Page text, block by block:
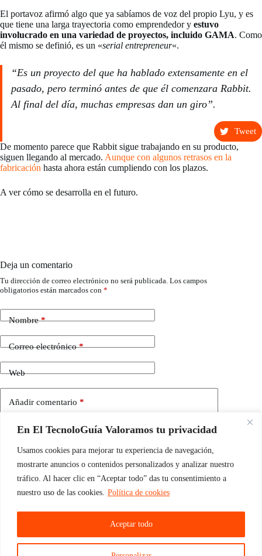
En El TecnoloGuía Valoramos tu privacidad
Usamos cookies para mejorar tu experiencia de navegación,
mostrarte anuncios o contenidos personalizados y analizar nuestro
tráfico. Al hacer clic en “Aceptar todo” das tu consentimiento a
nuestro uso de las cookies. Política de cookies
Aceptar todo
El portavoz afirmó algo que ya sabíamos de voz del propio Lyu, y es
que tiene una larga trayectoria como emprendedor y estuvo
involucrado en una variedad de proyectos, incluido GAMA. Como
él mismo se definió, es un «serial entrepreneur«.
“Es un proyecto del que ha hablado extensamente en el
pasado, pero terminó antes de que él comenzara Rabbit.
Al final del día, muchas empresas dan un giro”.
Tweet
De momento parece que Rabbit sigue trabajando en su producto,
siguen llegando al mercado. Aunque con algunos retrasos en la
fabricación hasta ahora están cumpliendo con los plazos.
A ver cómo se desarrolla en el futuro.
Deja un comentario
Tu dirección de correo electrónico no será publicada. Los campos
obligatorios están marcados con *
Nombre*
Correo electrónico*
Web
Añadir comentario *
navegador para la próxima vez que comente.
Publicar el comentario